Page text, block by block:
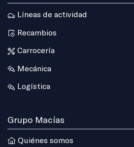
Líneas de actividad
Recambios
Carrocería
Mecánica
Logística
Grupo Macías
Quiénes somos